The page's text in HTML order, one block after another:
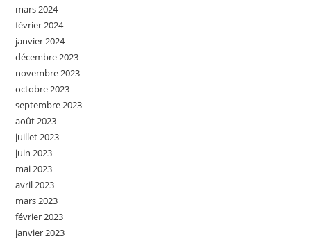
mars 2024
février 2024
janvier 2024
décembre 2023
novembre 2023
octobre 2023
septembre 2023
août 2023
juillet 2023
juin 2023
mai 2023
avril 2023
mars 2023
février 2023
janvier 2023